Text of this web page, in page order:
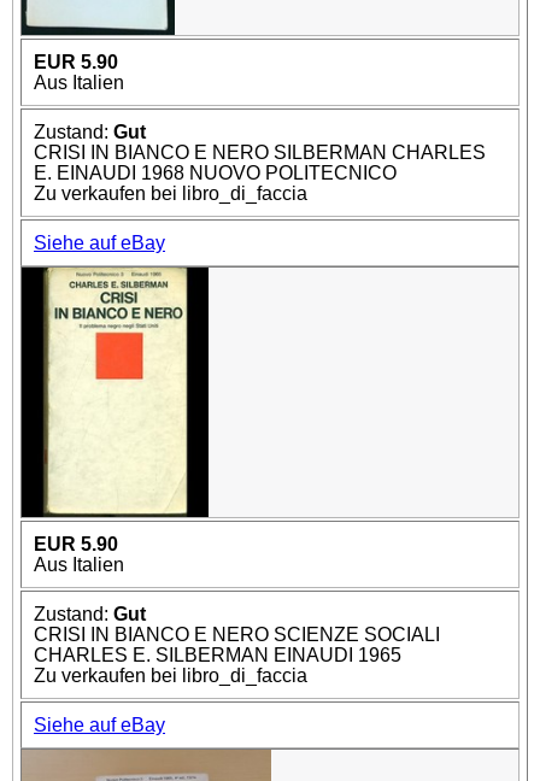
EUR 5.90
Aus Italien
Zustand: Gut
CRISI IN BIANCO E NERO SILBERMAN CHARLES
E. EINAUDI 1968 NUOVO POLITECNICO
Zu verkaufen bei libro_di_faccia
Siehe auf eBay
EUR 5.90
Aus Italien
Zustand: Gut
CRISI IN BIANCO E NERO SCIENZE SOCIALI
CHARLES E. SILBERMAN EINAUDI 1965
Zu verkaufen bei libro_di_faccia
Siehe auf eBay